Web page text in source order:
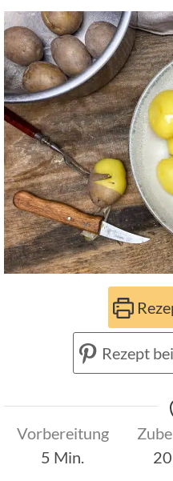
Rezept
Vorbereitung
5 Minuten
Min.
20